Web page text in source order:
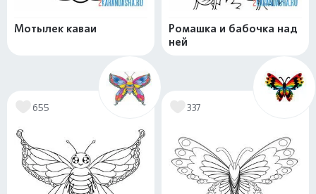
Мотылек каваи
Ромашка и бабочка над
ней
655 337